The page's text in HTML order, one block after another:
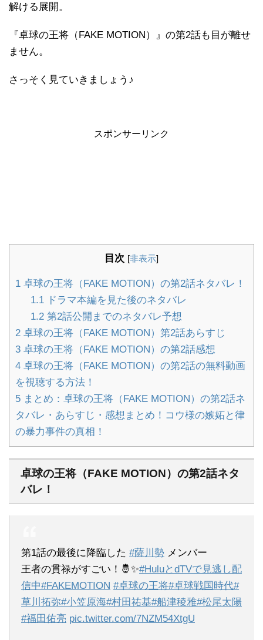
解ける展開。
『卓球の王将（FAKE MOTION）』の第2話も目が離せ
ません。
さっそく見ていきましょう♪
スポンサーリンク
目次 [非表示]
1 卓球の王将（FAKE MOTION）の第2話ネタバレ！
1.1ドラマ本編を見た後のネタバレ
1.2第2話公開までのネタバレ予想
2 卓球の王将（FAKE MOTION）第2話あらすじ
3 卓球の王将（FAKE MOTION）の第2話感想
4 卓球の王将（FAKE MOTION）の第2話の無料動画
を視聴する方法！
5 まとめ：卓球の王将（FAKE MOTION）の第2話ネ
タバレ・あらすじ・感想まとめ！コウ様の嫉妬と律
の暴力事件の真相！
卓球の王将（FAKE MOTION）の第2話ネタ
バレ！
第1話の最後に降臨した #薩川勢 メンバー
王者の貫禄がすごい！🤴✨#HuluとdTVで見逃し配
信中#FAKEMOTION #卓球の王将#卓球戦国時代#
草川拓弥#小笠原海#村田祐基#船津稜雅#松尾太陽
#福田佑亮 pic.twitter.com/7NZM54XtgU